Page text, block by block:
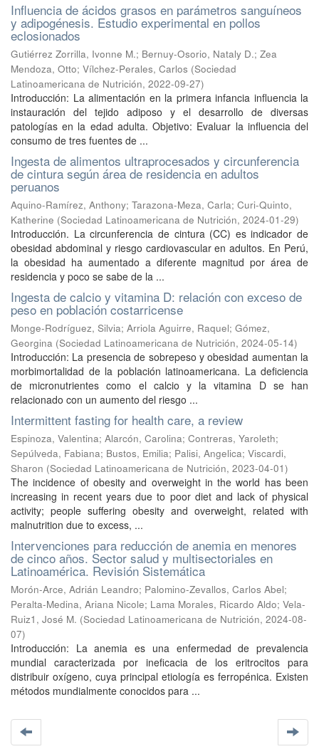
Influencia de ácidos grasos en parámetros sanguíneos
y adipogénesis. Estudio experimental en pollos
eclosionados
Gutiérrez Zorrilla, Ivonne M.; Bernuy-Osorio, Nataly D.; Zea
Mendoza, Otto; Vílchez-Perales, Carlos (Sociedad
Latinoamericana de Nutrición, 2022-09-27)
Introducción: La alimentación en la primera infancia influencia la
instauración del tejido adiposo y el desarrollo de diversas
patologías en la edad adulta. Objetivo: Evaluar la influencia del
consumo de tres fuentes de ...
Ingesta de alimentos ultraprocesados y circunferencia
de cintura según área de residencia en adultos
peruanos
Aquino-Ramírez, Anthony; Tarazona-Meza, Carla; Curi-Quinto,
Katherine (Sociedad Latinoamericana de Nutrición, 2024-01-29)
Introducción. La circunferencia de cintura (CC) es indicador de
obesidad abdominal y riesgo cardiovascular en adultos. En Perú,
la obesidad ha aumentado a diferente magnitud por área de
residencia y poco se sabe de la ...
Ingesta de calcio y vitamina D: relación con exceso de
peso en población costarricense
Monge-Rodríguez, Silvia; Arriola Aguirre, Raquel; Gómez,
Georgina (Sociedad Latinoamericana de Nutrición, 2024-05-14)
Introducción: La presencia de sobrepeso y obesidad aumentan la
morbimortalidad de la población latinoamericana. La deficiencia
de micronutrientes como el calcio y la vitamina D se han
relacionado con un aumento del riesgo ...
Intermittent fasting for health care, a review
Espinoza, Valentina; Alarcón, Carolina; Contreras, Yaroleth;
Sepúlveda, Fabiana; Bustos, Emilia; Palisi, Angelica; Viscardi,
Sharon (Sociedad Latinoamericana de Nutrición, 2023-04-01)
The incidence of obesity and overweight in the world has been
increasing in recent years due to poor diet and lack of physical
activity; people suffering obesity and overweight, related with
malnutrition due to excess, ...
Intervenciones para reducción de anemia en menores
de cinco años. Sector salud y multisectoriales en
Latinoamérica. Revisión Sistemática
Morón-Arce, Adrián Leandro; Palomino-Zevallos, Carlos Abel;
Peralta-Medina, Ariana Nicole; Lama Morales, Ricardo Aldo; Vela-
Ruiz1, José M. (Sociedad Latinoamericana de Nutrición, 2024-08-
07)
Introducción: La anemia es una enfermedad de prevalencia
mundial caracterizada por ineficacia de los eritrocitos para
distribuir oxígeno, cuya principal etiología es ferropénica. Existen
métodos mundialmente conocidos para ...